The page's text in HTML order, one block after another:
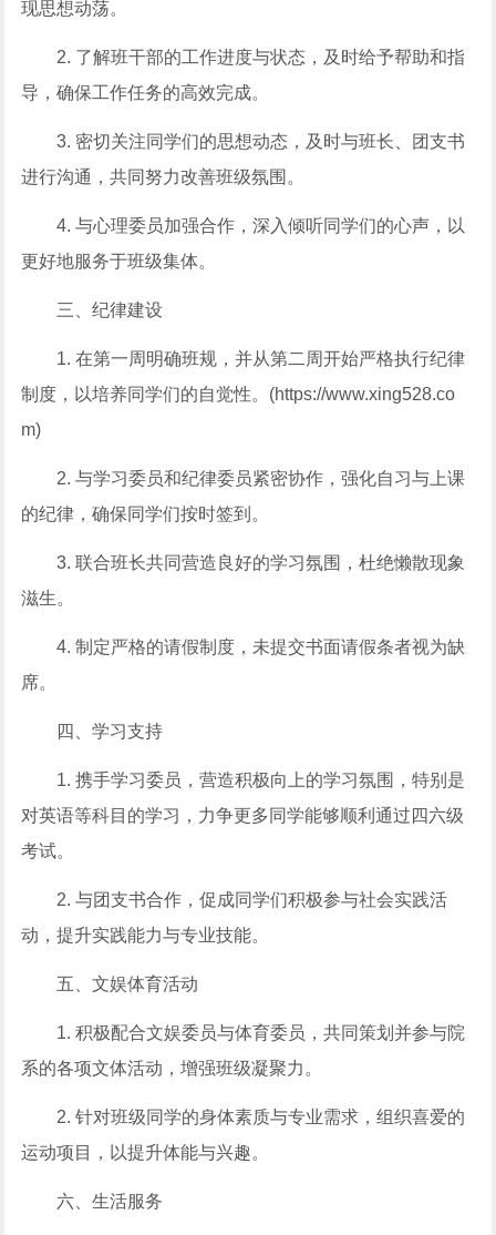
现思想动荡。
2. 了解班干部的工作进度与状态，及时给予帮助和指
导，确保工作任务的高效完成。
3. 密切关注同学们的思想动态，及时与班长、团支书
进行沟通，共同努力改善班级氛围。
4. 与心理委员加强合作，深入倾听同学们的心声，以
更好地服务于班级集体。
三、纪律建设
1. 在第一周明确班规，并从第二周开始严格执行纪律
制度，以培养同学们的自觉性。(https://www.xing528.co
m)
2. 与学习委员和纪律委员紧密协作，强化自习与上课
的纪律，确保同学们按时签到。
3. 联合班长共同营造良好的学习氛围，杜绝懒散现象
滋生。
4. 制定严格的请假制度，未提交书面请假条者视为缺
席。
四、学习支持
1. 携手学习委员，营造积极向上的学习氛围，特别是
对英语等科目的学习，力争更多同学能够顺利通过四六级
考试。
2. 与团支书合作，促成同学们积极参与社会实践活
动，提升实践能力与专业技能。
五、文娱体育活动
1. 积极配合文娱委员与体育委员，共同策划并参与院
系的各项文体活动，增强班级凝聚力。
2. 针对班级同学的身体素质与专业需求，组织喜爱的
运动项目，以提升体能与兴趣。
六、生活服务